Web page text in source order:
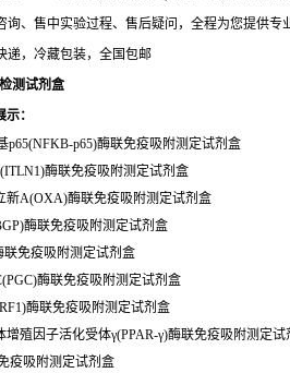
询、售中实验过程、售后疑问，全程为您提供专
递，冷藏包装，全国包邮
测试剂盒
：
p65(NFKB-p65)酶联免疫吸附测定试剂盒
酶联免疫吸附测定试剂盒
新A(OXA)酶联免疫吸附测定试剂盒
酶联免疫吸附测定试剂盒
联免疫吸附测定试剂盒
酶联免疫吸附测定试剂盒
酶联免疫吸附测定试剂盒
增殖因子活化受体γ(PPAR-γ)酶联免疫吸附测定试
疫吸附测定试剂盒